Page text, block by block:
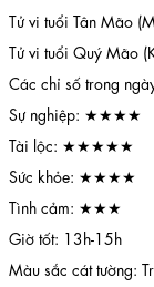
Tử vi tuổi Tân Mão
Tử vi tuổi Quý Mão
Các chỉ số trong
Sự nghiệp: ★★★★
Tài lộc: ★★★★★
Sức khỏe: ★★★★
Tình cảm: ★★★
Giờ tốt: 13h-15h
Màu sắc cát tường: